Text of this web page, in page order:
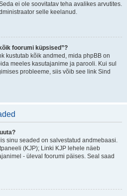
ei ole soovitatav teha avalikes arvutites.
selle keelanud.
foorumi küpsised”?
kustutab kõik andmed, mida phpBB on
meeles kasutajanime ja parooli. Kui sul
probleeme, siis võib see link Sind
sinu seaded on salvestatud andmebaasi.
(KJP); Linki KJP lehele näeb
- üleval foorumi päises. Seal saad